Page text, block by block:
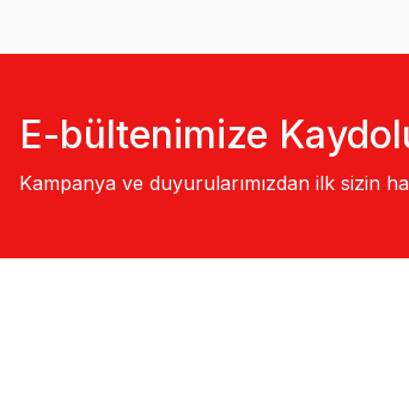
E-bültenimize
Kampanya ve duyurularımızdan ilk sizin